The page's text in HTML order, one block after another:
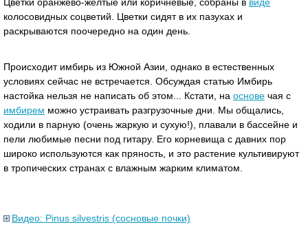
колосовидных соцветий. Цветки сидят в их пазухах и
раскрываются поочередно на один день.
Происходит имбирь из Южной Азии, однако в естественных
условиях сейчас не встречается. Обсуждая статью Имбирь
настойка нельзя не написать об этом... Кстати, на основе чая с
имбирем можно устраивать разгрузочные дни. Мы общались,
ходили в парную (очень жаркую и сухую!), плавали в бассейне и
пели любимые песни под гитару. Его корневища с давних пор
широко используются как пряность, и это растение культивируют
в тропических странах с влажным жарким климатом.
Видео: Pinus silvestris (сосновые почки)